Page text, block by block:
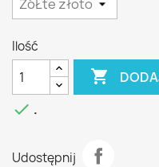
Ilość

 .
Udostępnij